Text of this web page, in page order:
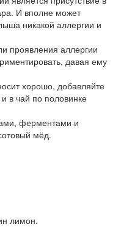
И вполне может
никакой аллергии и
проявления аллергии
давая ему
хорошо, добавляйте
в чай по половинке
ферментами и
мёд.
лимон.